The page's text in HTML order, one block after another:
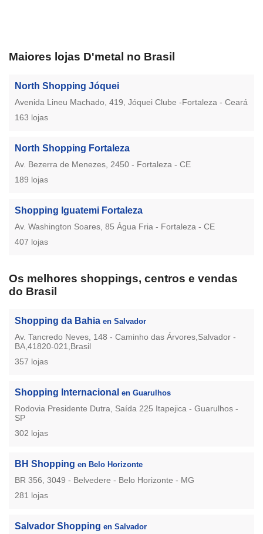
Maiores lojas D'metal no Brasil
North Shopping Jóquei
Avenida Lineu Machado, 419, Jóquei Clube -Fortaleza - Ceará
163 lojas
North Shopping Fortaleza
Av. Bezerra de Menezes, 2450 - Fortaleza - CE
189 lojas
Shopping Iguatemi Fortaleza
Av. Washington Soares, 85 Água Fria - Fortaleza - CE
407 lojas
Os melhores shoppings, centros e vendas
do Brasil
Shopping da Bahia en Salvador
Av. Tancredo Neves, 148 - Caminho das Árvores,Salvador -
BA,41820-021,Brasil
357 lojas
Shopping Internacional en Guarulhos
Rodovia Presidente Dutra, Saída 225 Itapejica - Guarulhos -
SP
302 lojas
BH Shopping en Belo Horizonte
BR 356, 3049 - Belvedere - Belo Horizonte - MG
281 lojas
Salvador Shopping en Salvador